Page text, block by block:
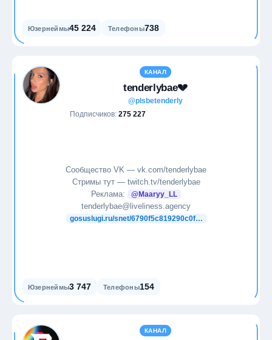
Юзернеймы45 224 Телефоны738
КАНАЛ
tenderlybae💔
@plsbetenderly
Подписчиков: 275 227
Сообщество VK — vk.com/tenderlybae
Стримы тут — twitch.tv/tenderlybae
Реклама:
@Maaryy_LL
tenderlybae@liveliness.agency
gosuslugi.ru/snet/6790f5c819290c0f…
Юзернеймы3 747 Телефоны154
КАНАЛ